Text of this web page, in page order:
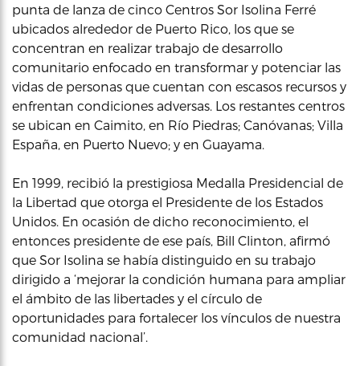
punta de lanza de cinco Centros Sor Isolina Ferré
ubicados alrededor de Puerto Rico, los que se
concentran en realizar trabajo de desarrollo
comunitario enfocado en transformar y potenciar las
vidas de personas que cuentan con escasos recursos y
enfrentan condiciones adversas. Los restantes centros
se ubican en Caimito, en Río Piedras; Canóvanas; Villa
España, en Puerto Nuevo; y en Guayama.
En 1999, recibió la prestigiosa Medalla Presidencial de
la Libertad que otorga el Presidente de los Estados
Unidos. En ocasión de dicho reconocimiento, el
entonces presidente de ese país, Bill Clinton, afirmó
que Sor Isolina se había distinguido en su trabajo
dirigido a ‘mejorar la condición humana para ampliar
el ámbito de las libertades y el círculo de
oportunidades para fortalecer los vínculos de nuestra
comunidad nacional’.